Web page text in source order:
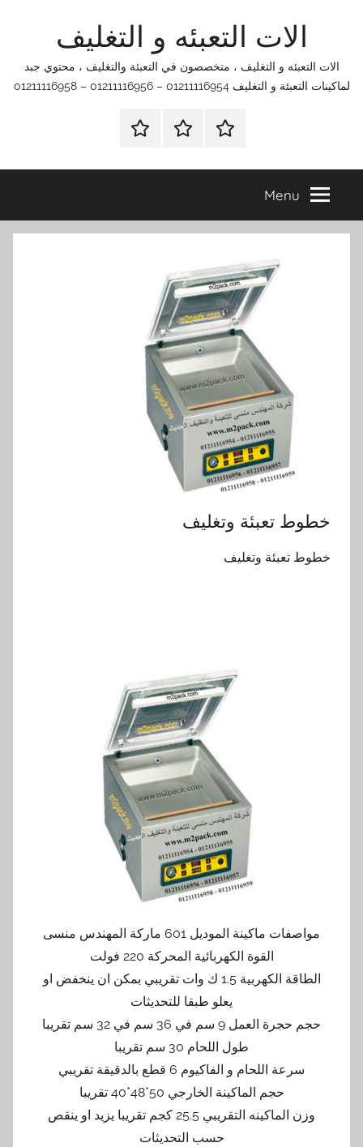
الات التعبئه و التغليف
الات التعبئه و التغليف ، متخصصون في التعبئة والتغليف ، محتوي جبد
لماكينات التعبئة و التغليف 01211116954 – 01211116956 – 01211116958
الرئيسيةاتصل
اتـصـل
في
التي
Menu
خطوط تعبئة وتغليف
خطوط تعبئة وتغليف
مواصفات ماكينة الموديل 601 ماركة المهندس منسى
القوة الكهربائية المحركة 220 فولت
الطاقة الكهربية 1.5 ك وات تقريبي بمكن ان ينخفض او
يعلو طبقا للتحديثات
حجم حجرة العمل 9 سم في 36 سم في 32 سم تقريبا
طول اللحام 30 سم تقريبا
سرعة اللحام و الفاكيوم 6 قطع بالدقيقة تقريبي
حجم الماكينة الخارجي 50*48*40 تقريبا
وزن الماكينه التقريبي 25.5 كجم تقريبا يزيد او ينقص
حسب التحديثات